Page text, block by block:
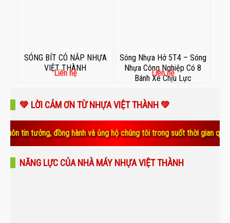
SÓNG BÍT CÓ NẮP NHỰA
VIỆT THÀNH
Liên hệ
Sóng Nhựa Hở 5T4 – Sóng
Nhựa Công Nghiệp Có 8
Bánh Xe Chịu Lực
Liên hệ
💚 LỜI CẢM ƠN TỪ NHỰA VIỆT THÀNH 💚
hành và ủng hộ chúng tôi trong suốt thời gian qua. Sự tin yêu và
NĂNG LỰC CỦA NHÀ MÁY NHỰA VIỆT THÀNH